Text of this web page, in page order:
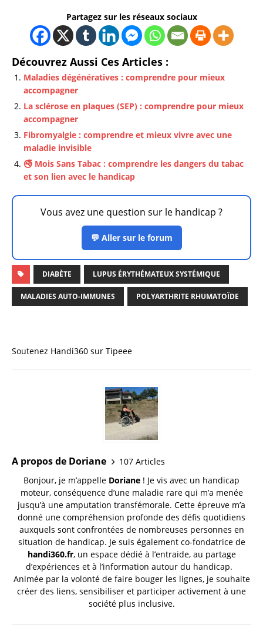
Partagez sur les réseaux sociaux
Découvrez Aussi Ces Articles :
Maladies dégénératives : comprendre pour mieux
accompagner
La sclérose en plaques (SEP) : comprendre pour mieux
accompagner
Fibromyalgie : comprendre et mieux vivre avec une
maladie invisible
🚭 Mois Sans Tabac : comprendre les dangers du tabac
et son lien avec le handicap
Vous avez une question sur le handicap ?
💬 Aller sur le forum
DIABÈTE LUPUS ÉRYTHÉMATEUX SYSTÉMIQUE
MALADIES AUTO-IMMUNES POLYARTHRITE RHUMATOÏDE
Soutenez Handi360 sur Tipeee
A propos de Doriane
107 Articles
Bonjour, je m’appelle Doriane ! Je vis avec un handicap
moteur, conséquence d’une maladie rare qui m’a menée
jusqu’à une amputation transfémorale. Cette épreuve m’a
donné une compréhension profonde des défis quotidiens
auxquels sont confrontées de nombreuses personnes en
situation de handicap. Je suis également co-fondatrice de
handi360.fr, un espace dédié à l’entraide, au partage
d’expériences et à l’information autour du handicap.
Animée par la volonté de faire bouger les lignes, je souhaite
créer des liens, sensibiliser et participer activement à une
société plus inclusive.